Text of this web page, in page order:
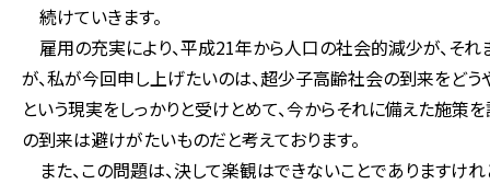
続けていきます。
雇用の充実により、平成21年から人口の社会的減少が、そ
が、私が今回申し上げたいのは、超少子高齢社会の到来をどう
という現実をしっかりと受けとめて、今からそれに備えた施策
の到来は避けがたいものだと考えております。
また、この問題は、決して楽観はできないことでありますけ